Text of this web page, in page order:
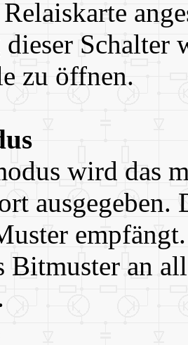
Schalter
zu öffnen.
wird das
ausgegeben.
Bitmuster an